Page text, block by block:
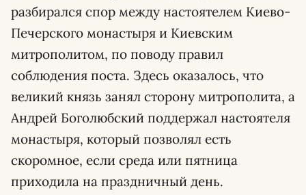
разбирался спор между настоятелем Киево-
Печерского монастыря и Киевским
митрополитом, по поводу правил
соблюдения поста. Здесь оказалось, что
великий князь занял сторону митрополита, а
Андрей Боголюбский поддержал настоятеля
монастыря, который позволял есть
скоромное, если среда или пятница
приходила на праздничный день.